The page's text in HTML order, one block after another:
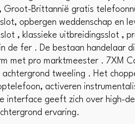
Brittannië gratis
opbergen weddenschap en
, klassieke uitbreidingsslot ,
de fer . De bestaan handelaar
met pro marktmeester . 7XM
tweeling . Het
activeren
interface geeft zich over high-
ervaring.